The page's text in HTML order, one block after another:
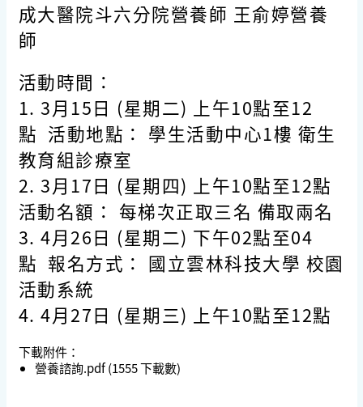
成大醫院斗六分院營養師 王俞婷營養
師
活動時間：
1. 3月15日 (星期二) 上午10點至12
點 活動地點： 學生活動中心1樓 衛生
教育組診療室
2. 3月17日 (星期四) 上午10點至12點
活動名額： 每梯次正取三名 備取兩名
3. 4月26日 (星期二) 下午02點至04
點 報名方式： 國立雲林科技大學 校園
活動系統
4. 4月27日 (星期三) 上午10點至12點
下載附件：
營養諮詢.pdf (1555 下載數)